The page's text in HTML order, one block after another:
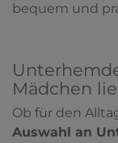
bequem und
Mädchen
Ob für den
Auswahl an